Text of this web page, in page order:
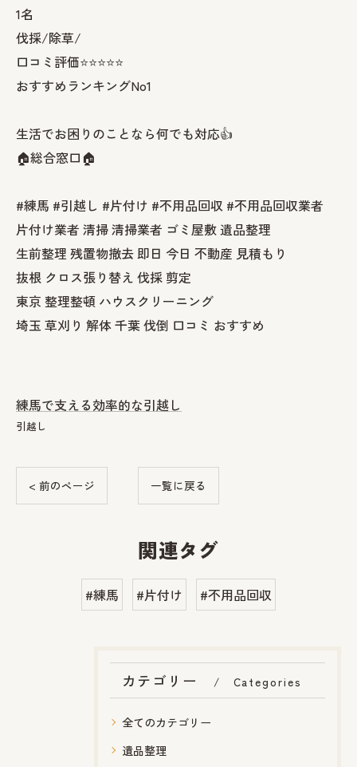
1名
伐採/除草/
口コミ評価⭐️⭐️⭐️⭐️⭐️
おすすめランキングNo1
生活でお困りのことなら何でも対応👍
🏠総合窓口🏠
#練馬 #引越し #片付け #不用品回収 #不用品回収業者
片付け業者 清掃 清掃業者 ゴミ屋敷 遺品整理
生前整理 残置物撤去 即日 今日 不動産 見積もり
抜根 クロス張り替え 伐採 剪定
東京 整理整頓 ハウスクリーニング
埼玉 草刈り 解体 千葉 伐倒 口コミ おすすめ
練馬で支える効率的な引越し
引越し
< 前のページ 一覧に戻る
関連タグ
#練馬 #片付け #不用品回収
カテゴリー Categories
全てのカテゴリー
遺品整理